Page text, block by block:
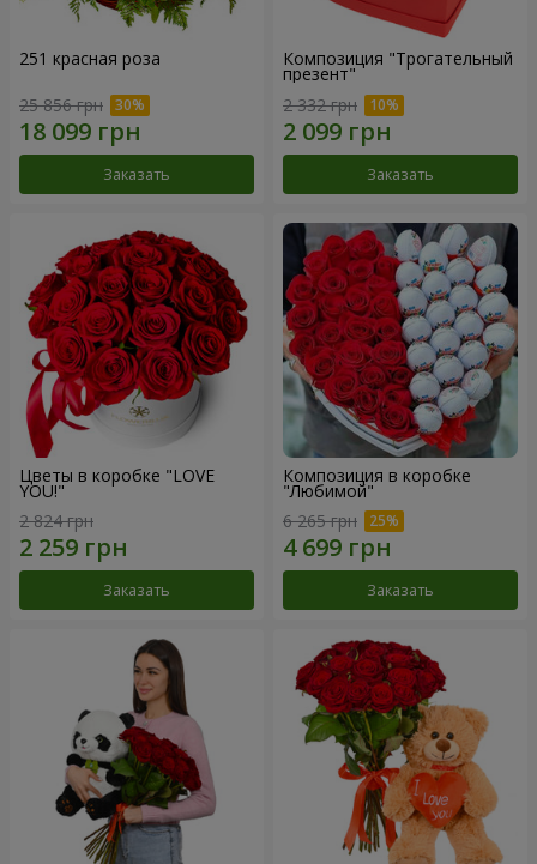
251 красная роза
25 856 грн
Заказать
Композиция "Трогательный
презент"
2 332 грн
Заказать
Цветы в коробке "LOVE
YOU!"
2 824 грн
Заказать
Композиция в коробке
"Любимой"
6 265 грн
Заказать